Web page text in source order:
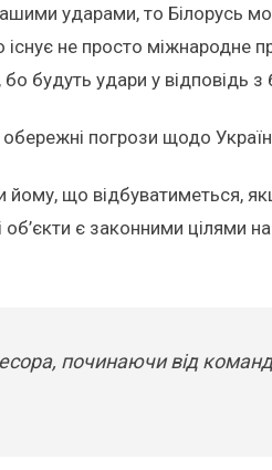
ударами, то Білорусь
не просто міжнародне
будуть удари у відповідь з
погрози щодо
що відбуватиметься,
є законними цілями на
починаючи від